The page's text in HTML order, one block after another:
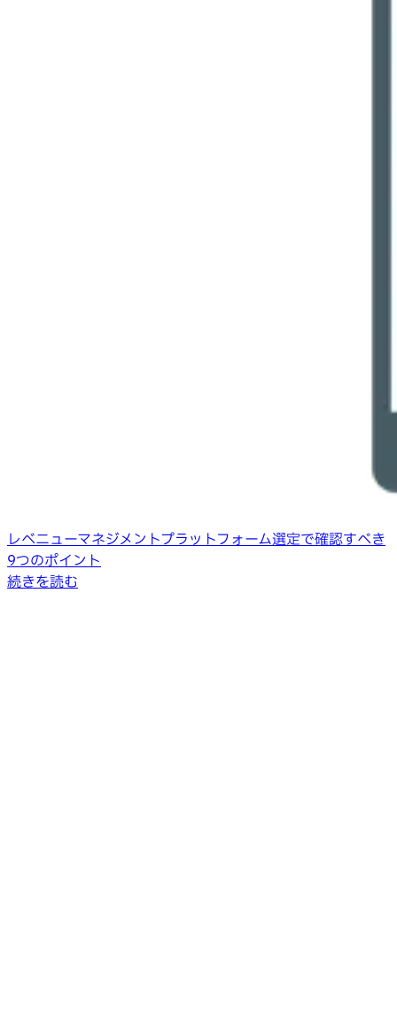
レベニューマネジメントプラットフォーム選定で確認すべき
9つのポイント
続きを読む